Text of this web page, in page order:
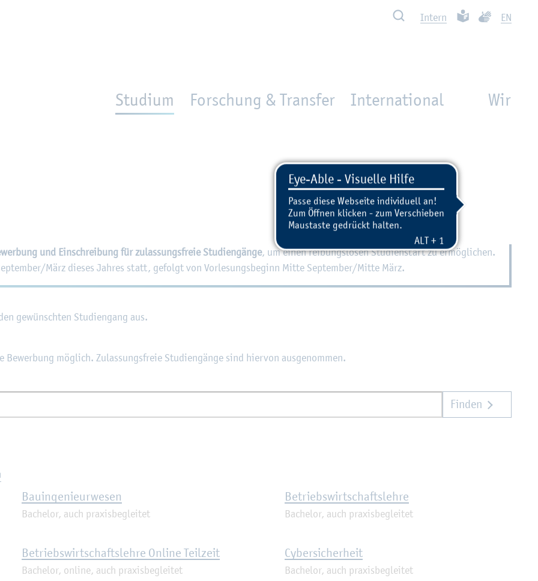
Such­ben In­tern Leich­te Spra­che
EN
Studium Forschung & Transfer International Wir
und Ein­schrei­bung für zu­las­sungs­freie Stu­di­en­gän­ge, um einen rei­bungs­lo­sen Stu­di­en­start zu er­mög­li­chen.
März die­ses Jah­res statt, ge­folgt von Vor­le­sungs­be­ginn Mitte Sep­tem­ber/Mitte März.
ge­wünsch­ten Stu­di­en­gang aus.
Be­wer­bung mög­lich. Zu­las­sungs­freie Stu­di­en­gän­ge sind hier­von aus­ge­nom­men.
Finden
Bau­in­ge­nieur­we­sen
Ba­che­lor, auch pra­xis­be­glei­tet
Be­triebs­wirt­schafts­leh­re
Ba­che­lor, auch pra­xis­be­glei­tet
Be­triebs­wirt­schafts­leh­re On­line Teil­zeit
Ba­che­lor, on­line, auch pra­xis­be­glei­tet
Cy­ber­si­cher­heit
Ba­che­lor, auch pra­xis­be­glei­tet